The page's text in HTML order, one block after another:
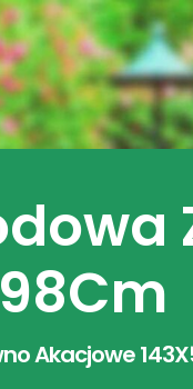
Akacjowe